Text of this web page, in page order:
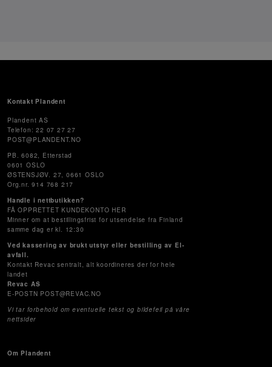
Kontakt Plandent
Plandent AS
Telefon: 22 07 27 27
POST@PLANDENT.NO
PB. 6082, Etterstad
0601 OSLO
ØSTENSJØV. 27, 0661 OSLO
Org.nr. 914 768 217
Handle i nettbutikken?
FÅ OPPRETTET KUNDEKONTO HER
Minner om at bestillingsfrist for utsendelse fra Finland
samme dag er kl. 12:30
Ved kassering av brukt utstyr eller bestilling av El-
avfall.
Kontakt Revac sentralt, alt koordineres der for hele
landet
Revac AS
E-POSTN POST@REVAC.NO
Vi tar forbehold om eventuelle tekst og bildefeil på våre
nettsider
Om Plandent